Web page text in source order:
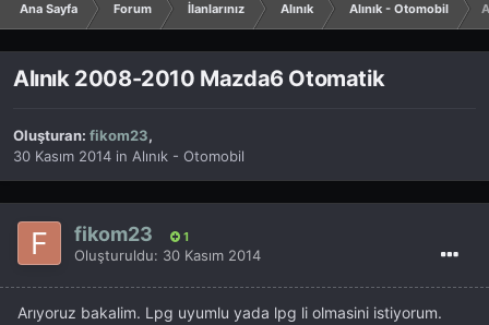
Ana Sayfa Forum İlanlarınız Alınık Alınık - Otomobil
Alınık 2008-2010 Mazda6 Otomatik
Oluşturan: fikom23,
30 Kasım 2014 in Alınık - Otomobil
fikom23 1
Oluşturuldu: 30 Kasım 2014
Arıyoruz bakalim. Lpg uyumlu yada lpg li olmasini istiyorum.